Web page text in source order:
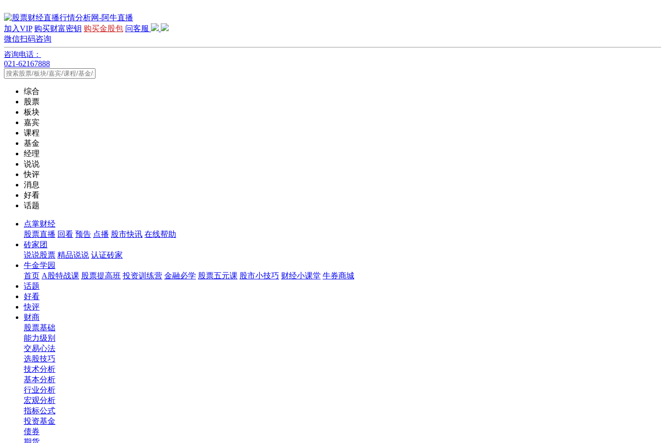
加入VIP 购买财富密钥 购买金股包 问客服
微信扫码咨询
咨询电话：
021-62167888
综合
股票
板块
嘉宾
课程
基金
经理
说说
快评
消息
好看
话题
点掌财经
股票直播 回看 预告 点播 股市快讯 在线帮助
砖家团
说说股票 精品说说 认证砖家
牛金学园
首页 A股特战课 股票提高班 投资训练营 金融必学 股票五元课 股市小技巧 财经小课堂 牛券商城
话题
好看
快评
财商
股票基础
能力级别
交易心法
选股技巧
技术分析
基本分析
行业分析
宏观分析
指标公式
投资基金
债券